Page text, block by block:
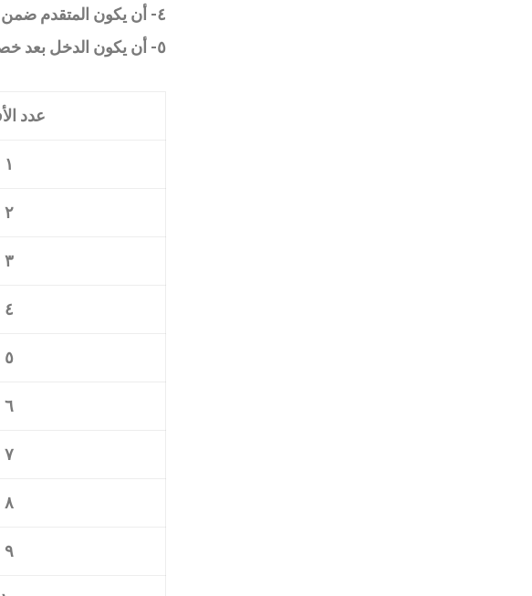
٤- أن يكون المتقدم
٥- أن يكون الدخل بعد خصم الإيجار على النحو التالي :
عدد
١
٢
٣
٤
٥
٦
٧
٨
٩